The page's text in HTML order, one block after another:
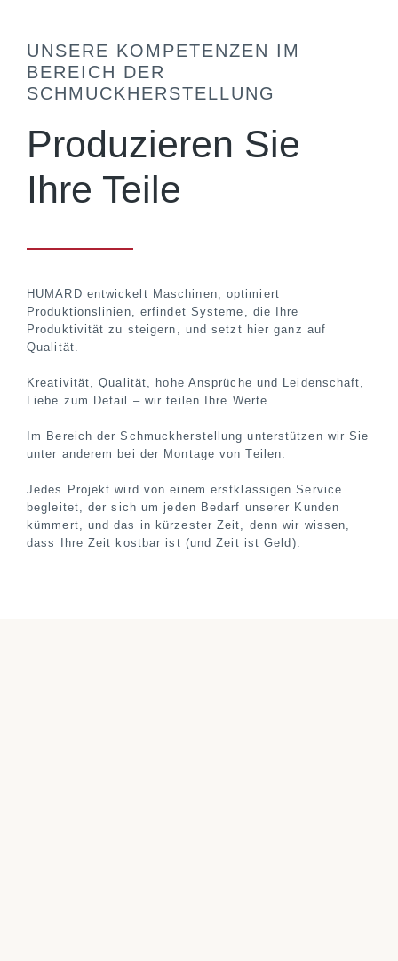
UNSERE KOMPETENZEN IM
BEREICH DER
SCHMUCKHERSTELLUNG
Produzieren Sie
Ihre Teile
HUMARD entwickelt Maschinen, optimiert
Produktionslinien, erfindet Systeme, die Ihre
Produktivität zu steigern, und setzt hier ganz auf
Qualität.
Kreativität, Qualität, hohe Ansprüche und Leidenschaft,
Liebe zum Detail – wir teilen Ihre Werte.
Im Bereich der Schmuckherstellung unterstützen wir Sie
unter anderem bei der Montage von Teilen.
Jedes Projekt wird von einem erstklassigen Service
begleitet, der sich um jeden Bedarf unserer Kunden
kümmert, und das in kürzester Zeit, denn wir wissen,
dass Ihre Zeit kostbar ist (und Zeit ist Geld).